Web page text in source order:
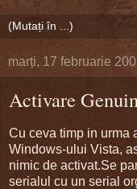
marți, 17 februarie
Activare
Cu ceva timp in urma
Windows-ului Vista,
nimic de activat.Se
serialul cu un serial